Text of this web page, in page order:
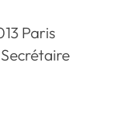
Paris